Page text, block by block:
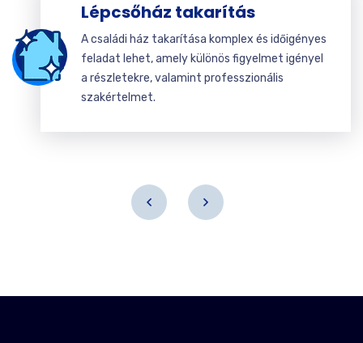
Lépcsőház takarítás
A családi ház takarítása komplex és időigényes
feladat lehet, amely különös figyelmet igényel
a részletekre, valamint professzionális
szakértelmet.